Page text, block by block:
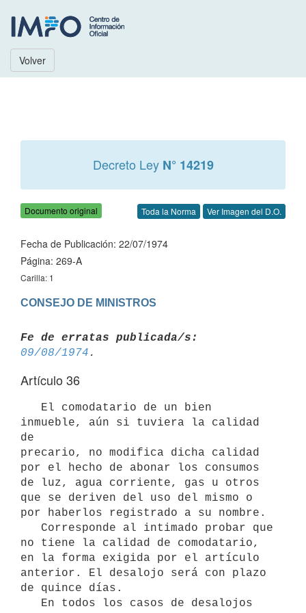
Volver
Decreto Ley N° 14219
Documento original Toda la Norma Ver Imagen del D.O.
Fecha de Publicación: 22/07/1974
Página: 269-A
Carilla: 1
CONSEJO DE MINISTROS
Fe de erratas publicada/s:
09/08/1974
Artículo 36
inmueble, aún si tuviera la calidad
de
precario, no modifica dicha calidad
por el hecho de abonar los consumos
de luz, agua corriente, gas u otros
que se deriven del uso del mismo o
por haberlos registrado a su nombre.
no tiene la calidad de comodatario,
en la forma exigida por el artículo
anterior. El desalojo será con plazo
de quince días.